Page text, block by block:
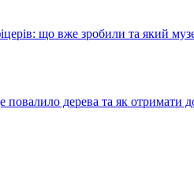
що вже зробили та який
повалило дерева та як